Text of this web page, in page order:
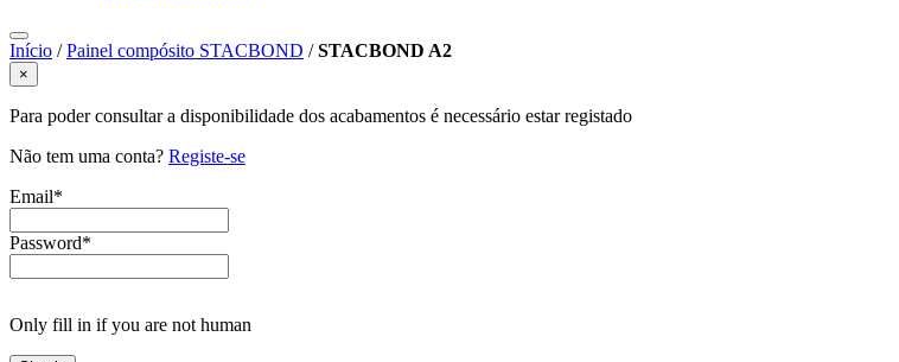
Início /Painel compósito STACBOND /STACBOND A2
×
Para poder consultar a disponibilidade dos acabamentos é necessário estar registado
Não tem uma conta? Registe-se
Email*
Password*
Only fill in if you are not human